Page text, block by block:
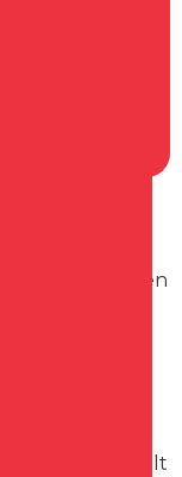
quizavonden
Het is een
langer,
nog steeds
gewoon
komt. Je speelt